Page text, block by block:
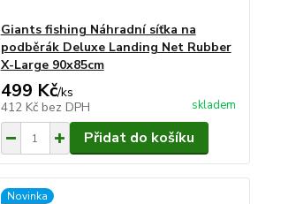
Giants fishing Náhradní síťka na
podběrák Deluxe Landing Net Rubber
X-Large 90x85cm
499 Kč/ks
412 Kč bez DPH skladem
Přidat do košíku
Novinka